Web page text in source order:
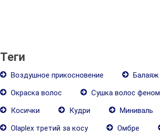
Теги
Воздушное прикосновение Балаяж
Окраска волос
Сушка волос феном
Косички
Кудри Миниваль
Olaplex третий за косу
Омбре